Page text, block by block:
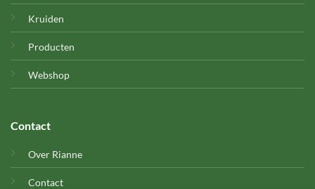
Kruiden
Producten
Webshop
Contact
Over Rianne
Contact